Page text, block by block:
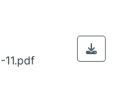
11.pdf